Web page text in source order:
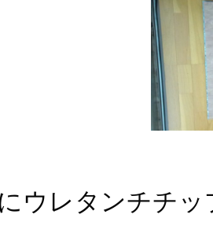
ウレタンチチ